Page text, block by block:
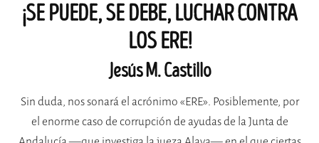
¡SE PUEDE, SE DEBE, LUCHAR CONTRA
LOS ERE!
Jesús M. Castillo
Sin duda, nos sonará el acrónimo «ERE». Posiblemente, por
el enorme caso de corrupción de ayudas de la Junta de